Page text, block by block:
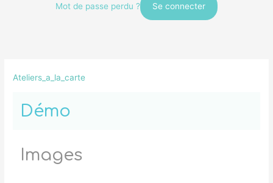
Mot de passe perdu ?
Ateliers_a_la_carte
Démo
Images